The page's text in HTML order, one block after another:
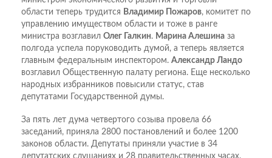
области теперь трудится Владимир Пожаров, комитет по
управлению имуществом области и тоже в ранге
министра возглавил Олег Галкин. Марина Алешина за
полгода успела поруководить думой, а теперь является
главным федеральным инспектором. Александр Ландо
возглавил Общественную палату региона. Еще несколько
народных избранников повысили статус, став
депутатами Государственной думы.
За пять лет дума четвертого созыва провела 66
заседаний, приняла 2800 постановлений и более 1200
законов области. Депутаты приняли участие в 34